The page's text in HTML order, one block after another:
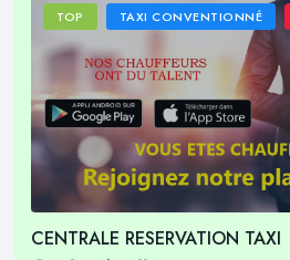
TOP TAXI CONVENTIONNÉ
CENTRALE RESERVATION TAXI